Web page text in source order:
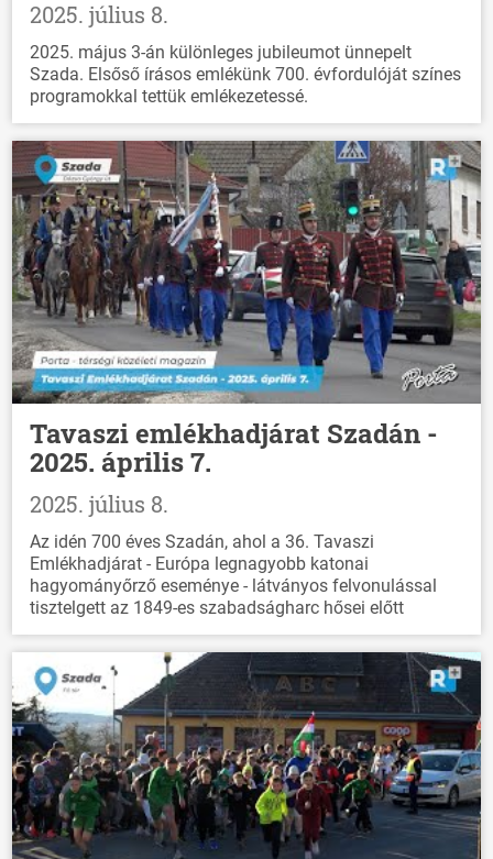
2025. július 8.
2025. május 3-án különleges jubileumot ünnepelt
Szada. Elsőső írásos emlékünk 700. évfordulóját színes
programokkal tettük emlékezetessé.
Tavaszi emlékhadjárat Szadán -
2025. április 7.
2025. július 8.
Az idén 700 éves Szadán, ahol a 36. Tavaszi
Emlékhadjárat - Európa legnagyobb katonai
hagyományőrző eseménye - látványos felvonulással
tisztelgett az 1849-es szabadságharc hősei előtt